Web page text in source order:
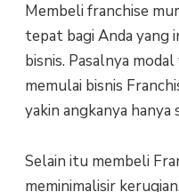
Membeli franchise
tepat bagi Anda yang
bisnis. Pasalnya
memulai bisnis
yakin angkanya hanya
Selain itu membeli
meminimalisir